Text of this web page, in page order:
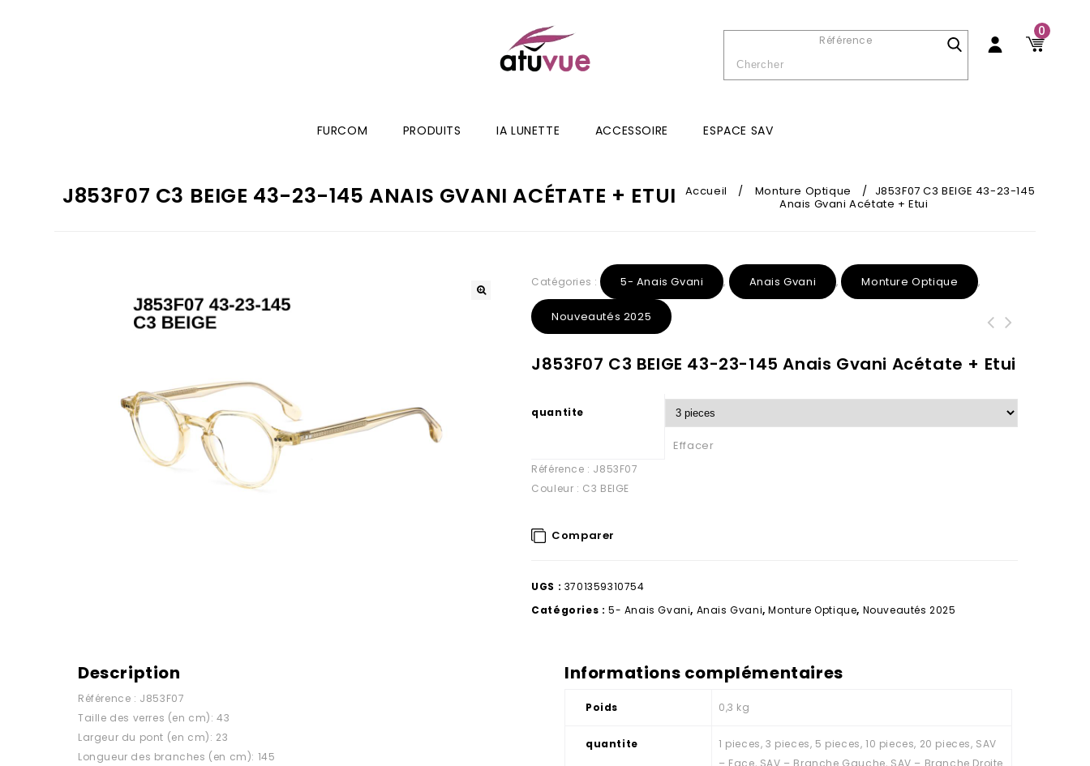
0
Référence
FURCOM PRODUITS IA LUNETTE ACCESSOIRE ESPACE SAV
J853F07 C3 BEIGE 43-23-145 ANAIS GVANI ACÉTATE + ETUI Accueil / Monture Optique / J853F07 C3 BEIGE 43-23-145
Anais Gvani Acétate + Etui
Catégories : 5- Anais Gvani , Anais Gvani , Monture Optique ,
Nouveautés 2025
J853F07 C3 BEIGE 43-23-145 Anais Gvani Acétate + Etui
quantite
Effacer
Référence : J853F07
Couleur : C3 BEIGE
Comparer
UGS : 3701359310754
Catégories : 5- Anais Gvani, Anais Gvani,Monture Optique, Nouveautés 2025
Description
Référence : J853F07
Taille des verres (en cm): 43
Largeur du pont (en cm): 23
Longueur des branches (en cm): 145
Informations complémentaires
Poids 0,3 kg
quantite
1 pieces, 3 pieces, 5 pieces, 10 pieces, 20 pieces, SAV
– Face, SAV – Branche Gauche, SAV – Branche Droite